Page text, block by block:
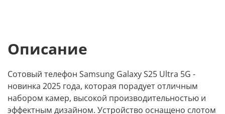
Описание
Сотовый телефон Samsung Galaxy S25 Ultra 5G -
новинка 2025 года, которая порадует отличным
набором камер, высокой производительностью и
эффектным дизайном. Устройство оснащено слотом